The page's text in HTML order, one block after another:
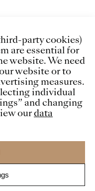
party cookies)
are essential for
website. We need
website or to
measures.
individual
and changing
ourdata